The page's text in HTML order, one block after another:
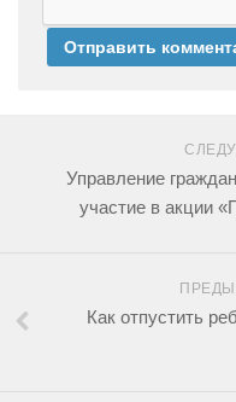
Управление
участие в акции
Как отпустить